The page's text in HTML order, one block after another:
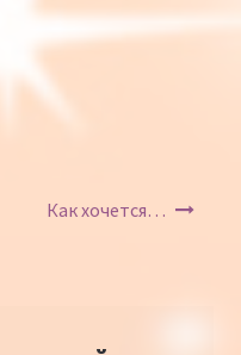
Как хочется…